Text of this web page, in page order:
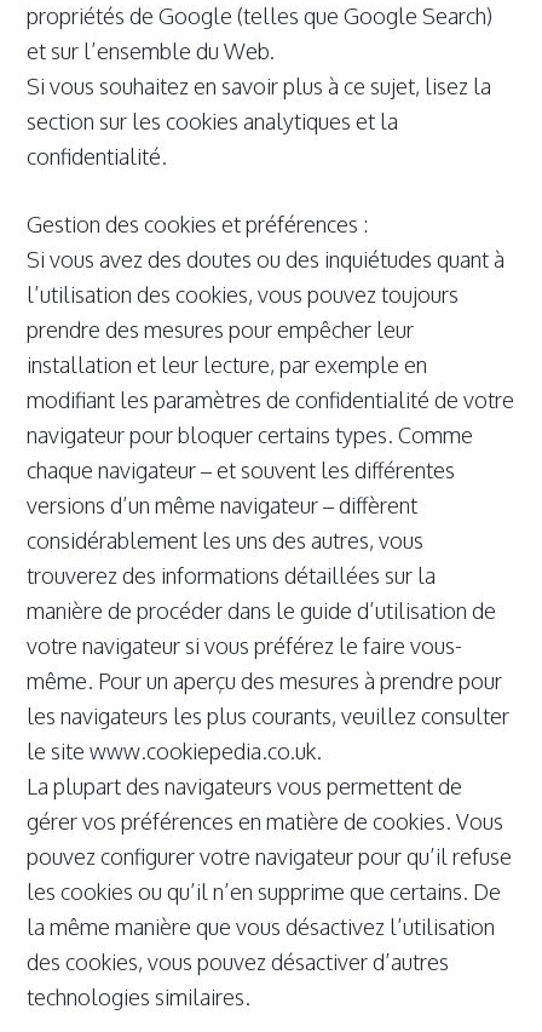
propriétés de Google (telles que Google Search)
et sur l’ensemble du Web.
Si vous souhaitez en savoir plus à ce sujet, lisez la
section sur les cookies analytiques et la
confidentialité.
Gestion des cookies et préférences :
Si vous avez des doutes ou des inquiétudes quant à
l’utilisation des cookies, vous pouvez toujours
prendre des mesures pour empêcher leur
installation et leur lecture, par exemple en
modifiant les paramètres de confidentialité de votre
navigateur pour bloquer certains types. Comme
chaque navigateur – et souvent les différentes
versions d’un même navigateur – diffèrent
considérablement les uns des autres, vous
trouverez des informations détaillées sur la
manière de procéder dans le guide d’utilisation de
votre navigateur si vous préférez le faire vous-
même. Pour un aperçu des mesures à prendre pour
les navigateurs les plus courants, veuillez consulter
le site www.cookiepedia.co.uk.
La plupart des navigateurs vous permettent de
gérer vos préférences en matière de cookies. Vous
pouvez configurer votre navigateur pour qu’il refuse
les cookies ou qu’il n’en supprime que certains. De
la même manière que vous désactivez l’utilisation
des cookies, vous pouvez désactiver d’autres
technologies similaires.